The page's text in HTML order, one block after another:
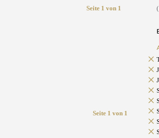
Seite 1 von 1
Seite 1 von 1